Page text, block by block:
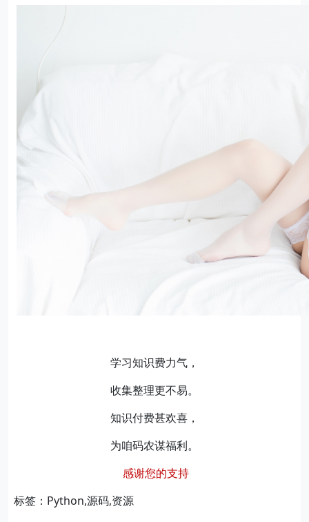
学习知识费力气，
收集整理更不易。
知识付费甚欢喜，
为咱码农谋福利。
感谢您的支持
标签：Python,源码,资源